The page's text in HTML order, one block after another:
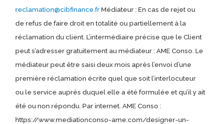
reclamation@cibfinance.frMédiateur : En cas de rejet ou
de refus de faire droit en totalité ou partiellement à la
réclamation du client. L’intermédiaire précise que le Client
peut s’adresser gratuitement au médiateur : AME Conso. Le
médiateur peut être saisi deux mois après l’envoi d’une
première réclamation écrite quel que soit l’interlocuteur
ou le service auprès duquel elle a été formulée et qu’il y ait
été ou non répondu. Par internet. AME Conso :
https://www.mediationconso-ame.com/designer-un-